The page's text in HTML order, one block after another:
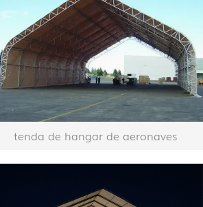
tenda de hangar de aeronaves